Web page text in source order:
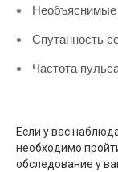
Спутанность
Частота
Если у вас
необходимо
обследование у